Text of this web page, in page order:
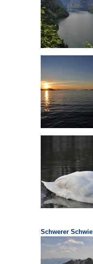
Schwerer